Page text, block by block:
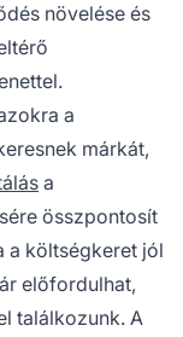
növelése és
a
márkát,
a
összpontosít
a költségkeret jól
előfordulhat,
találkozunk. A